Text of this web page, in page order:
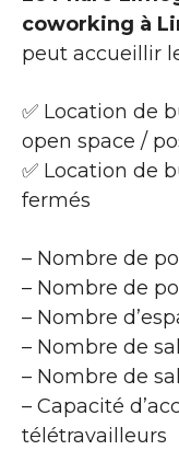
coworking à
peut accueillir
✅ Location de
open space /
✅ Location de
fermés
– Nombre de
– Nombre de
– Nombre
– Nombre de
– Nombre de
– Capacité
télétravailleurs